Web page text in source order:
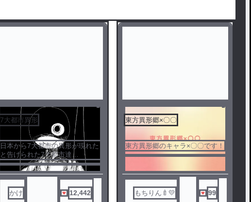
7大都市異形
日本から7大都市の異形が現れた
と告げられた7大都市達…
かけ 12,442
東方異形郷×〇〇
東方異形郷のキャラ×〇〇です！
もちりん🍼💛 99